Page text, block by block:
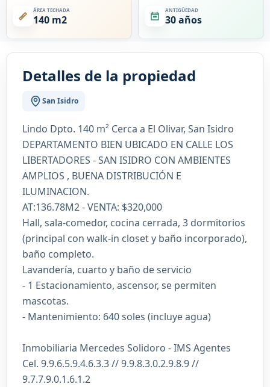
ÁREA TECHADA
140 m2
ANTIGÜEDAD
30 años
Detalles de la propiedad
San Isidro
Lindo Dpto. 140 m² Cerca a El Olivar, San Isidro
DEPARTAMENTO BIEN UBICADO EN CALLE LOS
LIBERTADORES - SAN ISIDRO CON AMBIENTES
AMPLIOS , BUENA DISTRIBUCIÓN E
ILUMINACION.
AT:136.78M2 - VENTA: $320,000
Hall, sala-comedor, cocina cerrada, 3 dormitorios
(principal con walk-in closet y baño incorporado),
baño completo.
Lavandería, cuarto y baño de servicio
- 1 Estacionamiento, ascensor, se permiten
mascotas.
- Mantenimiento: 640 soles (incluye agua)
Inmobiliaria Mercedes Solidoro - IMS Agentes
Cel. 9.9.6.5.9.4.6.3.3 // 9.9.8.3.0.2.9.8.9 //
9.7.7.9.0.1.6.1.2